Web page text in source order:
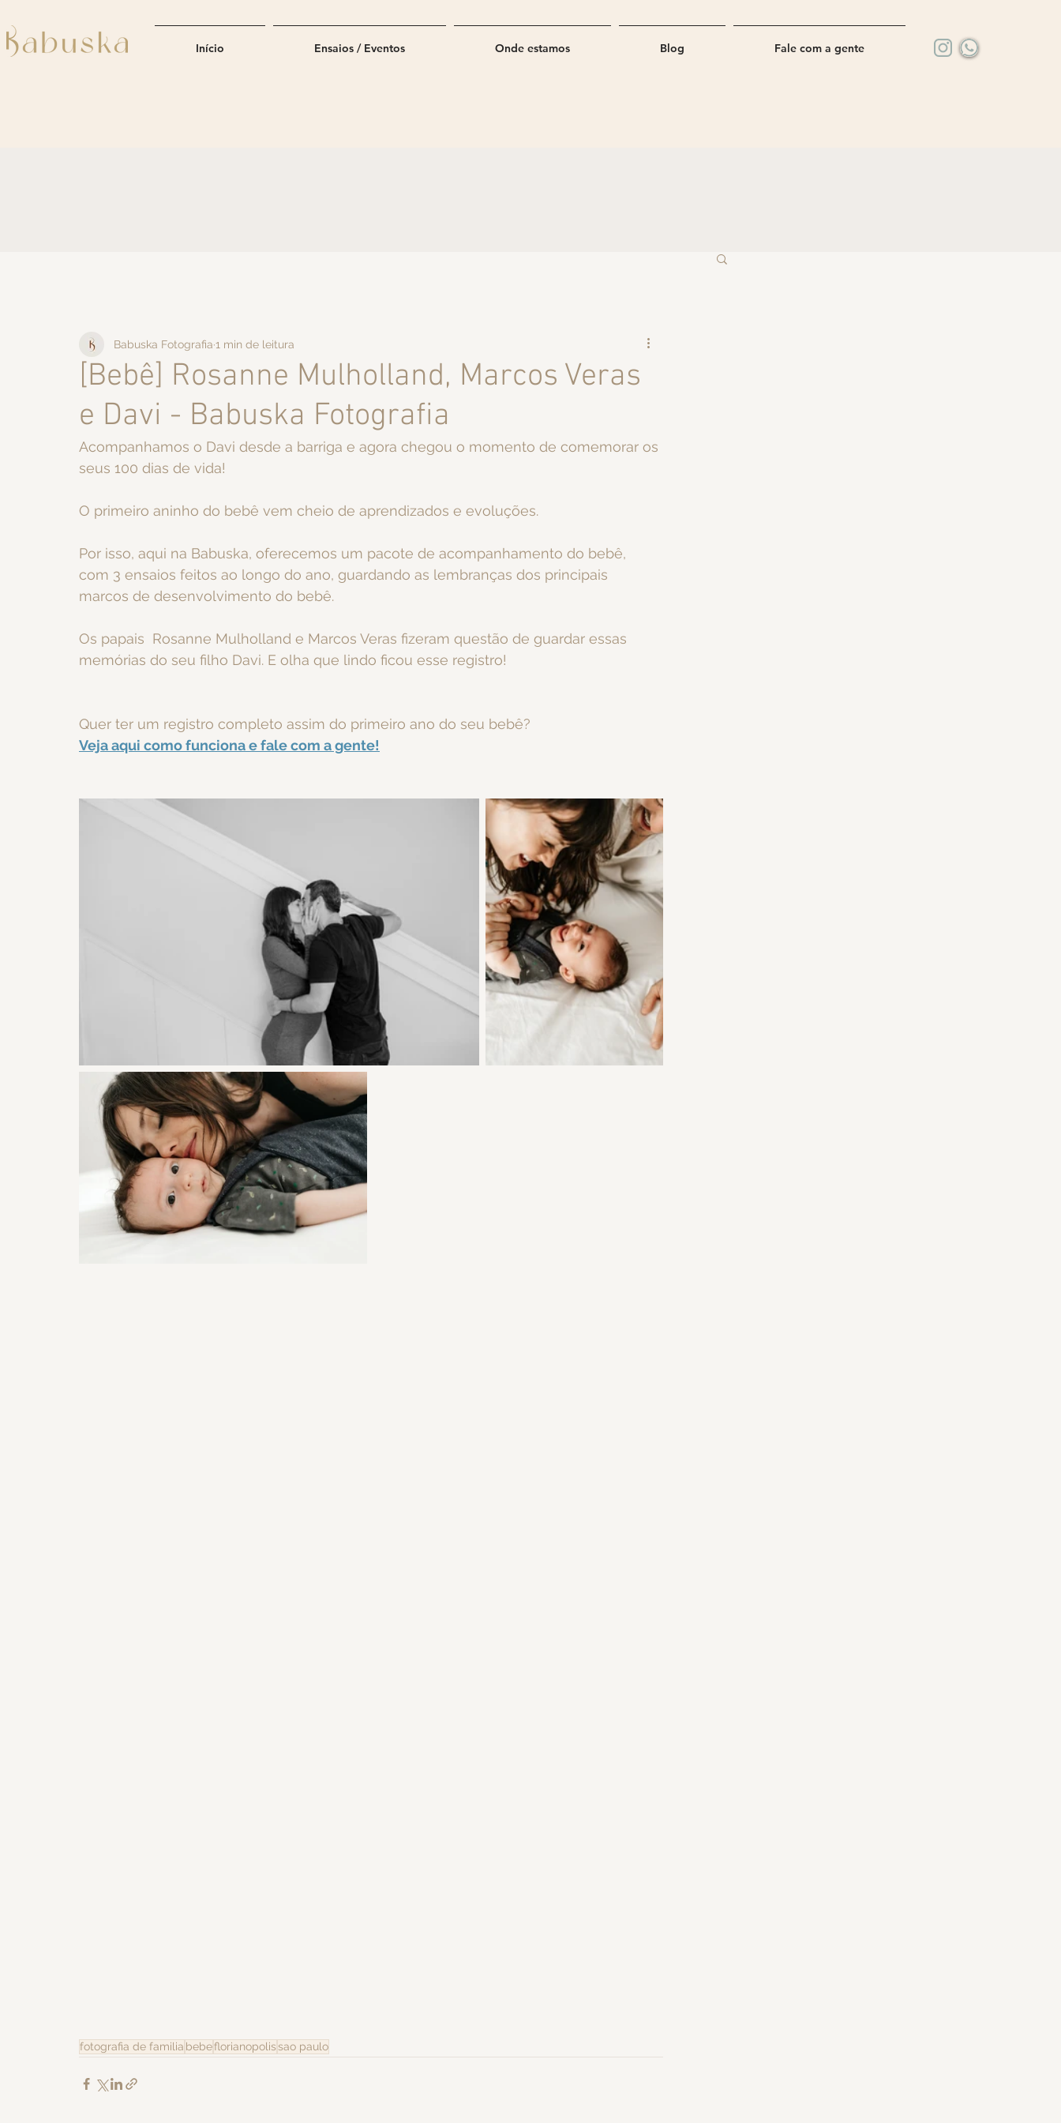
[Bebê] Rosanne Mulholland, Marcos Veras
e Davi - Babuska Fotografia
Babuska Fotografia 1 min de leitura
Acompanhamos o Davi desde a barriga e agora chegou o momento de comemorar os
seus 100 dias de vida!
O primeiro aninho do bebê vem cheio de aprendizados e evoluções.
Por isso, aqui na Babuska, oferecemos um pacote de acompanhamento do bebê,
com 3 ensaios feitos ao longo do ano, guardando as lembranças dos principais
marcos de desenvolvimento do bebê.
Os papais  Rosanne Mulholland e Marcos Veras fizeram questão de guardar essas
memórias do seu filho Davi. E olha que lindo ficou esse registro!
Quer ter um registro completo assim do primeiro ano do seu bebê?
Veja aqui como funciona e fale com a gente!
fotografia de familia bebeflorianopolissao paulo
Início Ensaios / Eventos Onde estamos Blog Fale com a gente